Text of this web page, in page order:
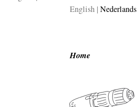
Home
English Nederlands